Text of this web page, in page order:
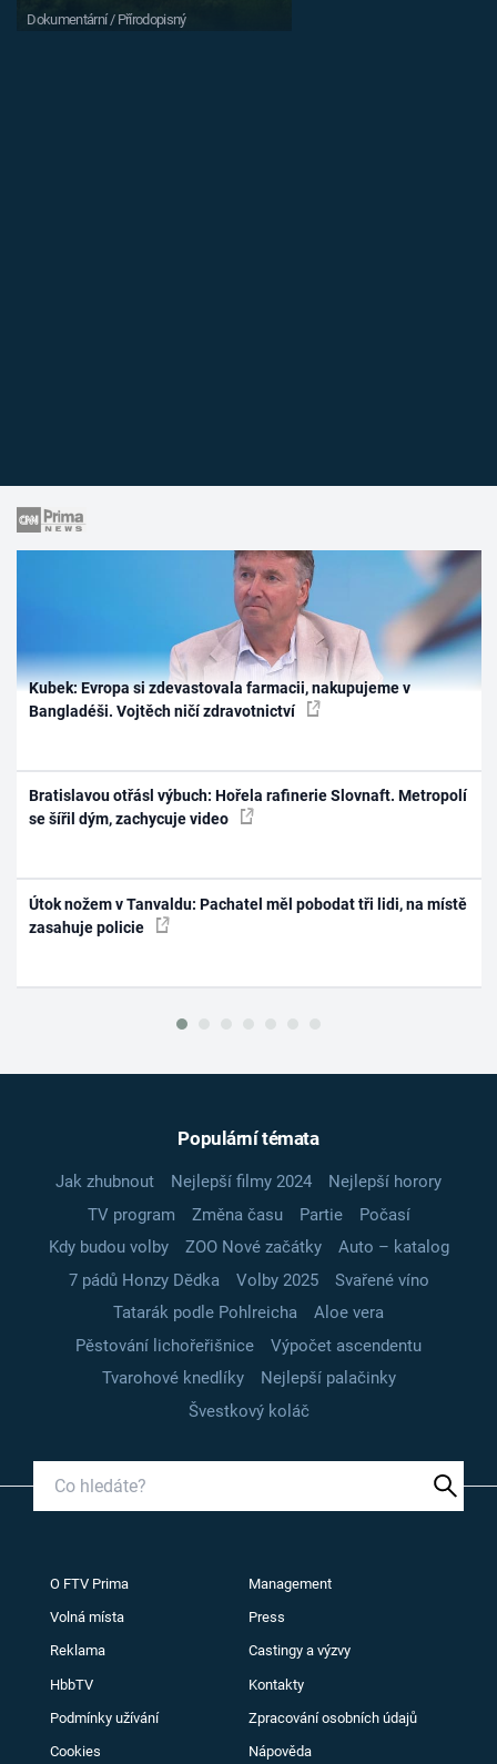
Dokumentární / Přírodopisný
Kubek: Evropa si zdevastovala farmacii, nakupujeme v
Bangladéši. Vojtěch ničí zdravotnictví
Bratislavou otřásl výbuch: Hořela rafinerie Slovnaft. Metropolí
se šířil dým, zachycuje video
Útok nožem v Tanvaldu: Pachatel měl pobodat tři lidi, na místě
zasahuje policie
Populární témata
Jak zhubnout Nejlepší filmy 2024
Nejlepší horory
TV program
Změna času Partie
Počasí
Kdy budou volby
ZOO Nové začátky
Auto – katalog
7 pádů Honzy Dědka
Volby 2025
Svařené víno
Tatarák podle Pohlreicha
Aloe vera
Pěstování lichořeřišnice
Výpočet ascendentu
Tvarohové knedlíky
Nejlepší palačinky
Švestkový koláč
O FTV Prima Management
Volná místa Press
Reklama Castingy a výzvy
HbbTV Kontakty
Podmínky užívání Zpracování osobních údajů
Cookies Nápověda